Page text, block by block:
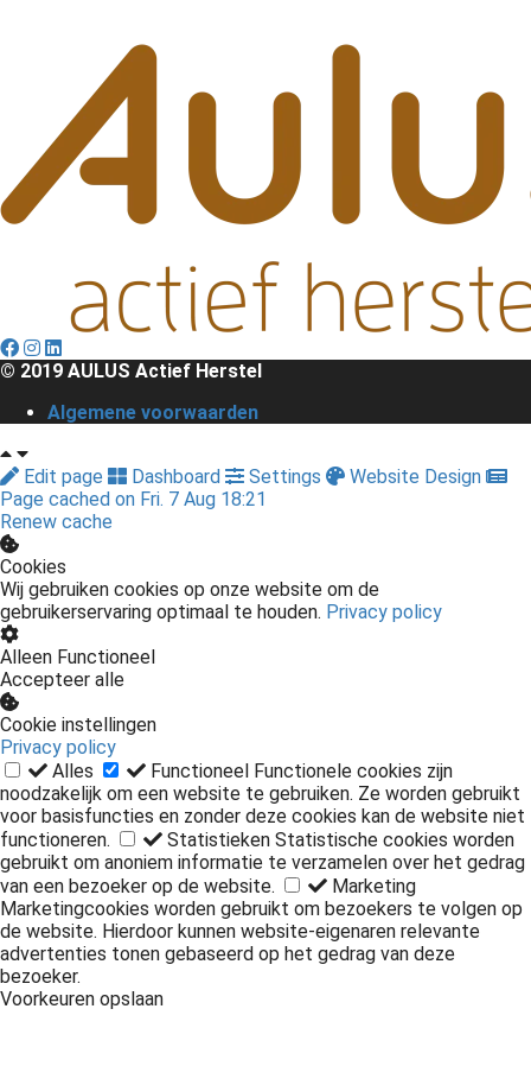
© 2019 AULUS Actief Herstel
Algemene voorwaarden
Edit page Dashboard Settings
Website Design
Page cached on Fri. 7 Aug 18:21
Renew cache
Cookies
Wij gebruiken cookies op onze website om de
gebruikerservaring optimaal te houden. Privacy policy
Alleen Functioneel
Accepteer alle
Cookie instellingen
Privacy policy
Alles
Functioneel Functionele cookies zijn
noodzakelijk om een website te gebruiken. Ze worden gebruikt
voor basisfuncties en zonder deze cookies kan de website niet
functioneren.
Statistieken Statistische cookies worden
gebruikt om anoniem informatie te verzamelen over het gedrag
van een bezoeker op de website.
Marketing
Marketingcookies worden gebruikt om bezoekers te volgen op
de website. Hierdoor kunnen website-eigenaren relevante
advertenties tonen gebaseerd op het gedrag van deze
bezoeker.
Voorkeuren opslaan